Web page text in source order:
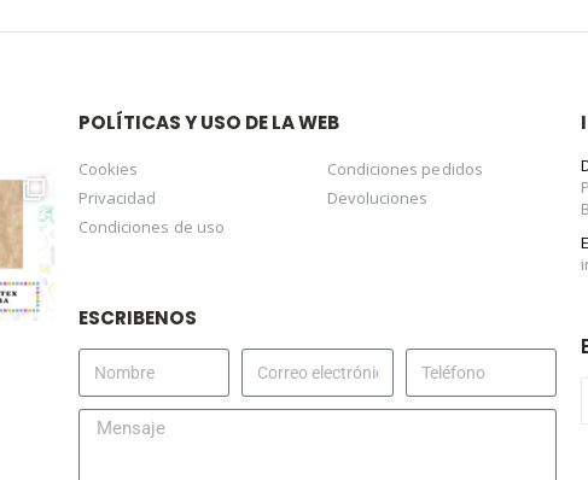
POLÍTICAS Y USO DE LA WEB
Cookies
Privacidad
Condiciones de uso
Condiciones pedidos
Devoluciones
ESCRIBENOS